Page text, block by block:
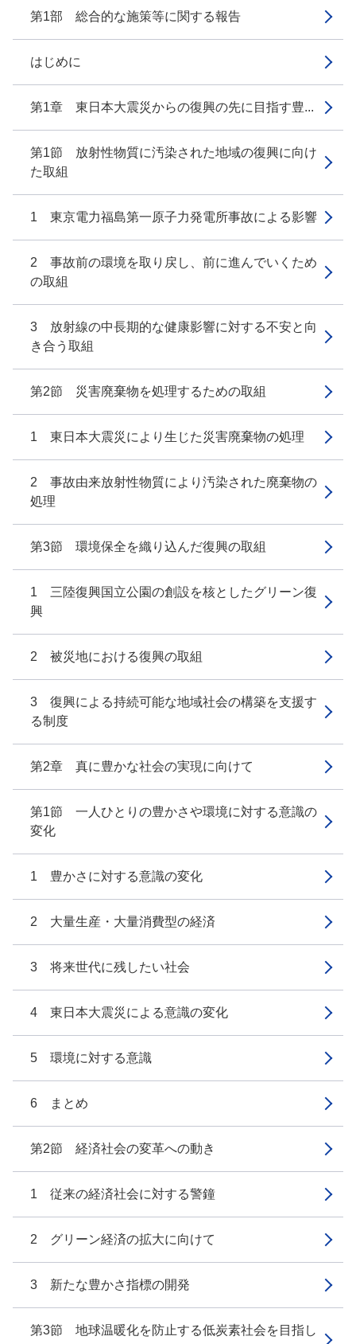
第1部 総合的な施策等に関する報告
はじめに
第1章 東日本大震災からの復興の先に目指す豊...
第1節 放射性物質に汚染された地域の復興に向け
た取組
1 東京電力福島第一原子力発電所事故による影響
2 事故前の環境を取り戻し、前に進んでいくため
の取組
3 放射線の中長期的な健康影響に対する不安と向
き合う取組
第2節 災害廃棄物を処理するための取組
1 東日本大震災により生じた災害廃棄物の処理
2 事故由来放射性物質により汚染された廃棄物の
処理
第3節 環境保全を織り込んだ復興の取組
1 三陸復興国立公園の創設を核としたグリーン復
興
2 被災地における復興の取組
3 復興による持続可能な地域社会の構築を支援す
る制度
第2章 真に豊かな社会の実現に向けて
第1節 一人ひとりの豊かさや環境に対する意識の
変化
1 豊かさに対する意識の変化
2 大量生産・大量消費型の経済
3 将来世代に残したい社会
4 東日本大震災による意識の変化
5 環境に対する意識
6 まとめ
第2節 経済社会の変革への動き
1 従来の経済社会に対する警鐘
2 グリーン経済の拡大に向けて
3 新たな豊かさ指標の開発
第3節 地球温暖化を防止する低炭素社会を目指し